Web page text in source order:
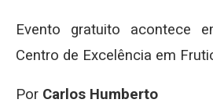
Evento gratuito acontece
Centro de Excelência em
Por Carlos Humberto